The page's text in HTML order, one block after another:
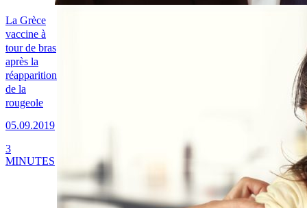
La Grèce
vaccine à
tour de bras
après la
réapparition
de la
rougeole
05.09.2019
3
MINUTES